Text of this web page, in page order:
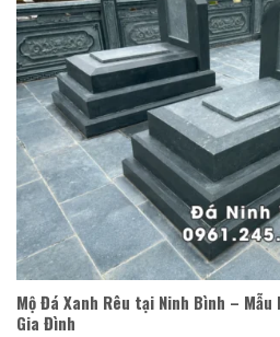
Mộ Đá Xanh Rêu tại Ninh Bình – Mẫu
Gia Đình